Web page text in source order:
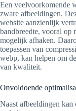
Een veelvoorkomende
zware afbeeldingen.
website aanzienlijk
bandbreedte, vooral op
mogelijk afhaken.
toepassen van
webp, kan helpen om
van kwaliteit.
Onvoldoende
Naast afbeeldingen